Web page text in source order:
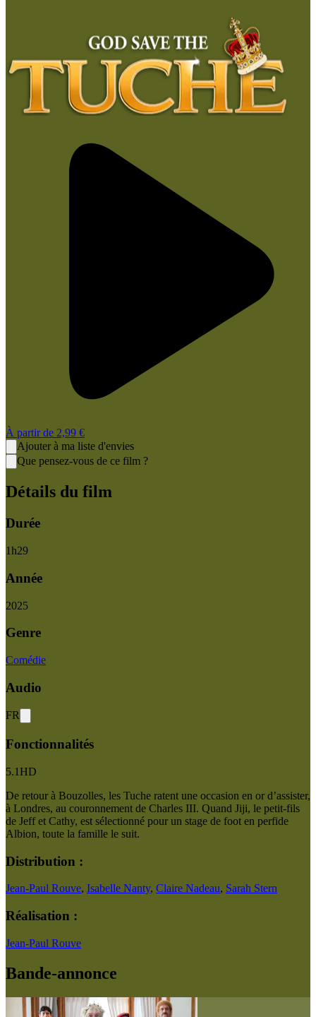
À partir de 2,99 €
Ajouter à ma liste d'envies
Que pensez-vous de ce film ?
Détails du film
Durée
1h29
Année
2025
Genre
Comédie
Audio
FR
Fonctionnalités
5.1HD
De retour à Bouzolles, les Tuche ratent une occasion en or d’assister,
à Londres, au couronnement de Charles III. Quand Jiji, le petit-fils
de Jeff et Cathy, est sélectionné pour un stage de foot en perfide
Albion, toute la famille le suit.
Distribution :
Jean-Paul Rouve, Isabelle Nanty, Claire Nadeau, Sarah Stern
Réalisation :
Jean-Paul Rouve
Bande-annonce